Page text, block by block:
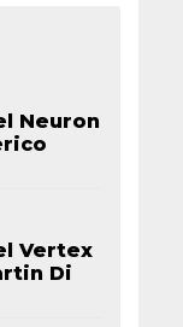
Neuron
Vertex
Di